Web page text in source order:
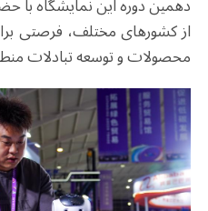
از کشورهای مختلف، فرصتی
محصولات و توسعه تبادلات